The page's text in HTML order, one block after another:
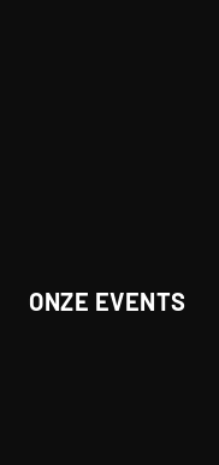
ONZE EVENTS